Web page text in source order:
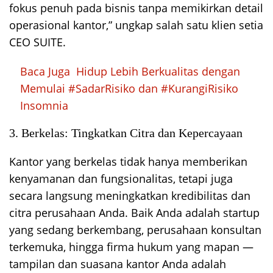
fokus penuh pada bisnis tanpa memikirkan detail
operasional kantor,” ungkap salah satu klien setia
CEO SUITE.
Baca Juga Hidup Lebih Berkualitas dengan
Memulai #SadarRisiko dan #KurangiRisiko
Insomnia
3. Berkelas: Tingkatkan Citra dan Kepercayaan
Kantor yang berkelas tidak hanya memberikan
kenyamanan dan fungsionalitas, tetapi juga
secara langsung meningkatkan kredibilitas dan
citra perusahaan Anda. Baik Anda adalah startup
yang sedang berkembang, perusahaan konsultan
terkemuka, hingga firma hukum yang mapan —
tampilan dan suasana kantor Anda adalah